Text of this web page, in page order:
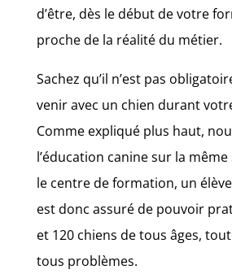
d’être, dès le début de votre
proche de la réalité du métier.
Sachez qu’il n’est pas
venir avec un chien durant
Comme expliqué plus haut,
l’éducation canine sur la
le centre de formation, un
est donc assuré de pouvoir
et 120 chiens de tous âges,
tous problèmes.